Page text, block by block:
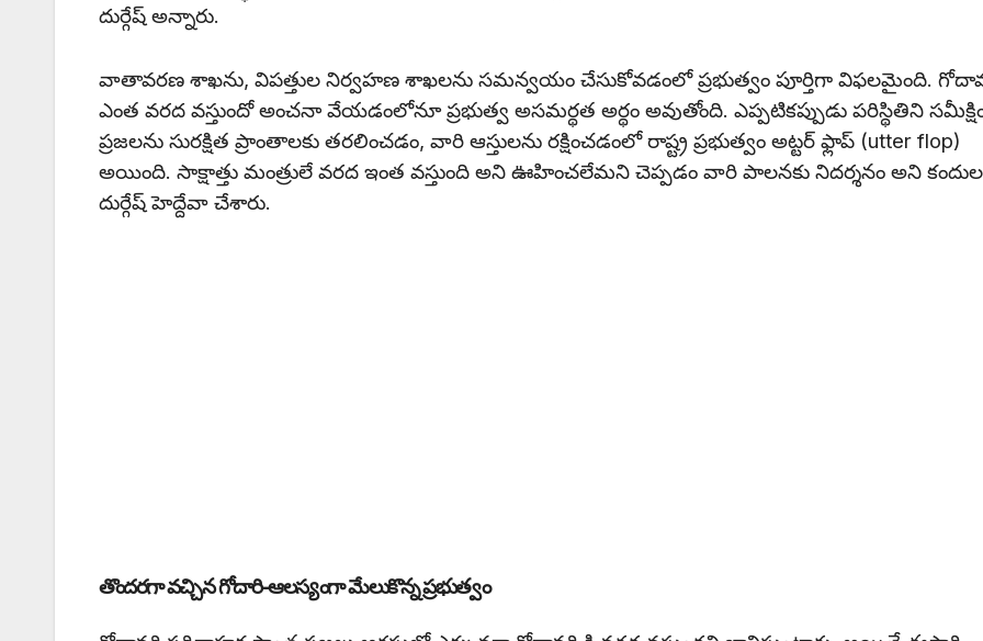
దుర్గేష్ అన్నారు.
వాతావరణ శాఖను, విపత్తుల నిర్వహణ శాఖలను సమన్వయం చేసుకోవడంలో ప్రభుత్వం పూర్తిగా విఫలమైంది.
ఎంత వరద వస్తుందో అంచనా వేయడంలోనూ ప్రభుత్వ అసమర్థత అర్థం అవుతోంది. ఎప్పటికప్పుడు పరిస్థితిని
ప్రజలను సురక్షిత ప్రాంతాలకు తరలించడం, వారి ఆస్తులను రక్షించడంలో రాష్ట్ర ప్రభుత్వం అట్టర్ ఫ్లాప్ (utter flop)
అయింది. సాక్షాత్తు మంత్రులే వరద ఇంత వస్తుంది అని ఊహించలేమని చెప్పడం వారి పాలనకు నిదర్శనం అని కందుల
దుర్గేష్ హెద్దేవా చేశారు.
తొందరగా వచ్చిన గోదారి-ఆలస్యంగా మేలుకొన్న ప్రభుత్వం